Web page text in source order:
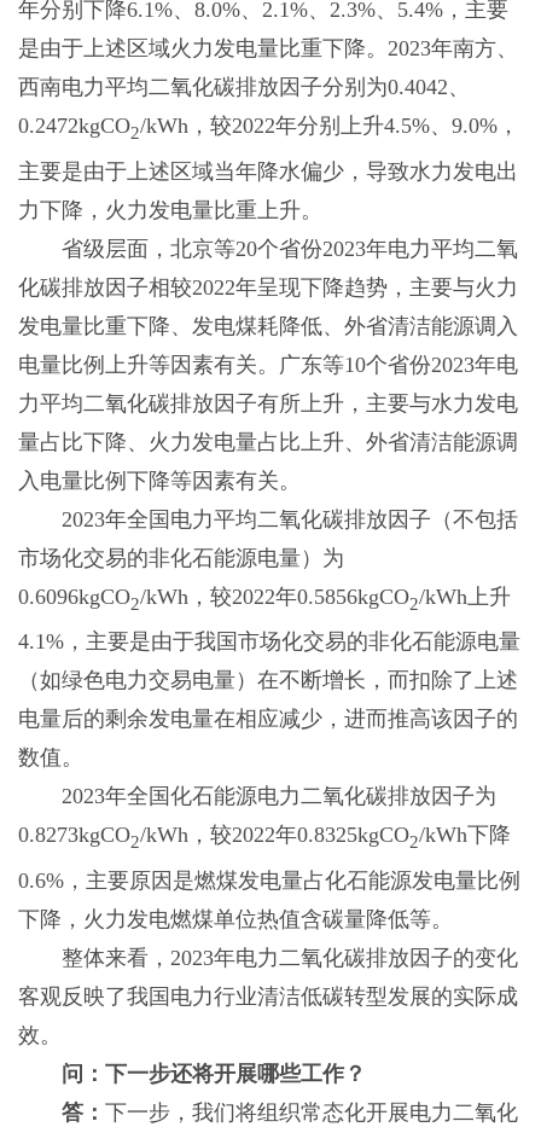
年分别下降6.1%、8.0%、2.1%、2.3%、5.4%，主要
是由于上述区域火力发电量比重下降。2023年南方、
西南电力平均二氧化碳排放因子分别为0.4042、
0.2472kgCO2/kWh，较2022年分别上升4.5%、9.0%，
主要是由于上述区域当年降水偏少，导致水力发电出
力下降，火力发电量比重上升。
省级层面，北京等20个省份2023年电力平均二氧
化碳排放因子相较2022年呈现下降趋势，主要与火力
发电量比重下降、发电煤耗降低、外省清洁能源调入
电量比例上升等因素有关。广东等10个省份2023年电
力平均二氧化碳排放因子有所上升，主要与水力发电
量占比下降、火力发电量占比上升、外省清洁能源调
入电量比例下降等因素有关。
2023年全国电力平均二氧化碳排放因子（不包括
市场化交易的非化石能源电量）为
0.6096kgCO2/kWh，较2022年0.5856kgCO2/kWh上升
4.1%，主要是由于我国市场化交易的非化石能源电量
（如绿色电力交易电量）在不断增长，而扣除了上述
电量后的剩余发电量在相应减少，进而推高该因子的
数值。
2023年全国化石能源电力二氧化碳排放因子为
0.8273kgCO2/kWh，较2022年0.8325kgCO2/kWh下降
0.6%，主要原因是燃煤发电量占化石能源发电量比例
下降，火力发电燃煤单位热值含碳量降低等。
整体来看，2023年电力二氧化碳排放因子的变化
客观反映了我国电力行业清洁低碳转型发展的实际成
效。
问：下一步还将开展哪些工作？
答： 下一步，我们将组织常态化开展电力二氧化